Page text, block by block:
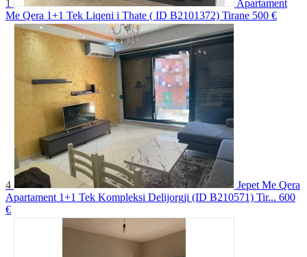
1
Apartament
Me Qera 1+1 Tek Liqeni i Thate ( ID B2101372) Tirane 500 €
4
Jepet Me Qera
Apartament 1+1 Tek Kompleksi Delijorgji (ID B210571) Tir... 600
€